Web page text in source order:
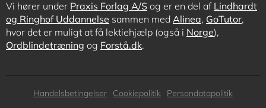
Vi hører under Praxis Forlag A/S og er en del af Lindhardt
og Ringhof Uddannelse sammen med Alinea, GoTutor,
hvor det er muligt at få lektiehjælp (også i Norge),
Ordblindetræning og Forstå.dk.
Subfooter
Handelsbetingelser Cookiepolitik
Persondatapolitik